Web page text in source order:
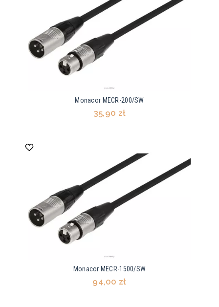
Monacor MECR-200/SW
35,90 zł
Monacor MECR-1500/SW
94,00 zł